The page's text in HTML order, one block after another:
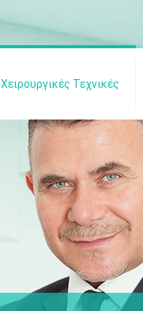
Χειρουργικές Τεχνικές